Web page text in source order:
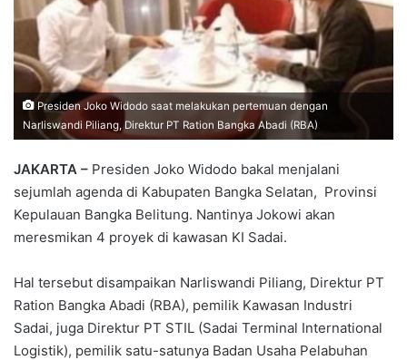
Presiden Joko Widodo saat melakukan pertemuan dengan
Narliswandi Piliang, Direktur PT Ration Bangka Abadi (RBA)
JAKARTA – Presiden Joko Widodo bakal menjalani
sejumlah agenda di Kabupaten Bangka Selatan, Provinsi
Kepulauan Bangka Belitung. Nantinya Jokowi akan
meresmikan 4 proyek di kawasan KI Sadai.
Hal tersebut disampaikan Narliswandi Piliang, Direktur PT
Ration Bangka Abadi (RBA), pemilik Kawasan Industri
Sadai, juga Direktur PT STIL (Sadai Terminal International
Logistik), pemilik satu-satunya Badan Usaha Pelabuhan